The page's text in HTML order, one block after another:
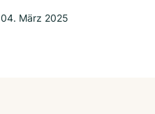
04. März 2025